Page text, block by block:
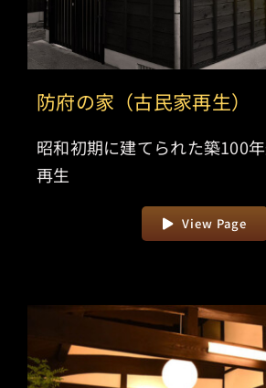
防府の家（古民家再生）
昭和初期に建てられた築100
再生
View Page